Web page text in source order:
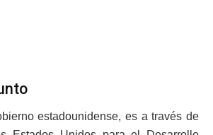
estadounidense, es a través de